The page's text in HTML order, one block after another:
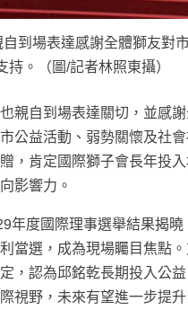
到場表達感謝全體獅友對
持。（圖/記者林照東攝）
親自到場表達關切，並感
公益活動、弱勢關懷及社
，肯定國際獅子會長年投
影響力。
年度國際理事選舉結果揭曉
當選，成為現場矚目焦點
，認為邱銘乾長期投入公
視野，未來有望進一步提